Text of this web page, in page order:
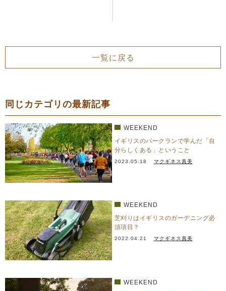
一覧に戻る
同じカテゴリの最新記事
WEEKEND
イギリスのパークランで学んだ「自
分らしくある」ということ
2023.05.18 マクギネス真美
WEEKEND
芝刈りはイギリスのガーデニング必
須項目？
2022.04.21 マクギネス真美
WEEKEND